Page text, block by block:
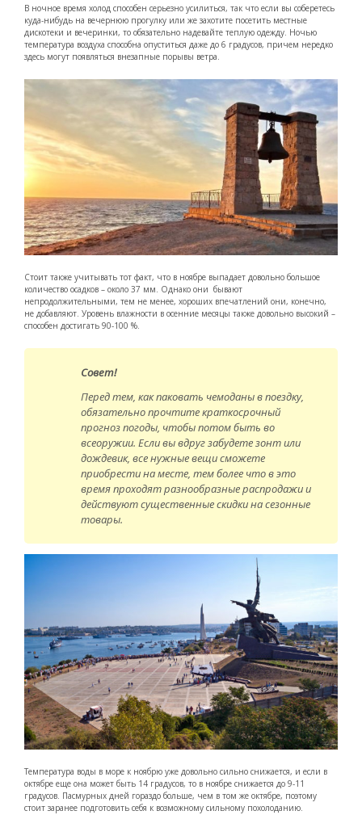
В ночное время холод способен серьезно усилиться, так что если вы соберетесь
куда-нибудь на вечернюю прогулку или же захотите посетить местные
дискотеки и вечеринки, то обязательно надевайте теплую одежду. Ночью
температура воздуха способна опуститься даже до 6 градусов, причем нередко
здесь могут появляться внезапные порывы ветра.
Стоит также учитывать тот факт, что в ноябре выпадает довольно большое
количество осадков – около 37 мм. Однако они бывают
непродолжительными, тем не менее, хороших впечатлений они, конечно,
не добавляют. Уровень влажности в осенние месяцы также довольно высокий –
способен достигать 90-100 %.
Совет!
Перед тем, как паковать чемоданы в поездку,
обязательно прочтите краткосрочный
прогноз погоды, чтобы потом быть во
всеоружии. Если вы вдруг забудете зонт или
дождевик, все нужные вещи сможете
приобрести на месте, тем более что в это
время проходят разнообразные распродажи и
действуют существенные скидки на сезонные
товары.
Температура воды в море к ноябрю уже довольно сильно снижается, и если в
октябре еще она может быть 14 градусов, то в ноябре снижается до 9-11
градусов. Пасмурных дней гораздо больше, чем в том же октябре, поэтому
стоит заранее подготовить себя к возможному сильному похолоданию.